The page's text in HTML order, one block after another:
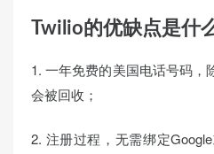
Twilio的优缺点是什
1. 一年免费的美国电话号码，
会被回收；
2. 注册过程，无需绑定